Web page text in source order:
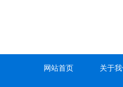
网站首页 关于